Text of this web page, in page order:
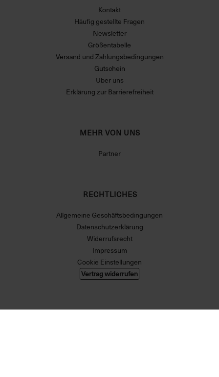
Kontakt
Häufig gestellte Fragen
Newsletter
Größentabelle
Versand und Zahlungsbedingungen
Gutschein
Über uns
Erklärung zur Barrierefreiheit
MEHR VON UNS
Partner
RECHTLICHES
Allgemeine Geschäftsbedingungen
Datenschutzerklärung
Widerrufsrecht
Impressum
Cookie Einstellungen
Vertrag widerrufen